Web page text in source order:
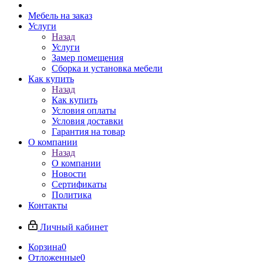
Мебель на заказ
Услуги
Назад
Услуги
Замер помещения
Сборка и установка мебели
Как купить
Назад
Как купить
Условия оплаты
Условия доставки
Гарантия на товар
О компании
Назад
О компании
Новости
Сертификаты
Политика
Контакты
Личный кабинет
Корзина0
Отложенные0